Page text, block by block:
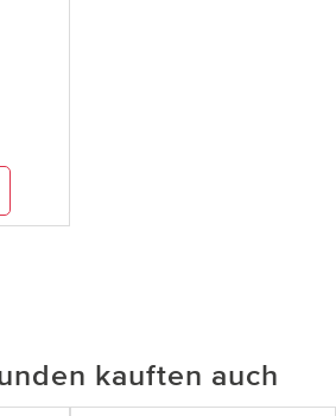
kauften auch